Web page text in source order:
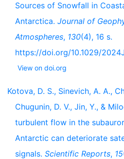
Sources of Snowfall in
Antarctica. Journal of
Atmospheres, 130(4), 16 s.
https://doi.org/10.1029/
View on doi.org
Kotova, D. S., Sinevich, A. A.,
Chugunin, D. V., Jin, Y., &
turbulent flow in the
Antarctic can deteriorate
signals. Scientific Reports, 15